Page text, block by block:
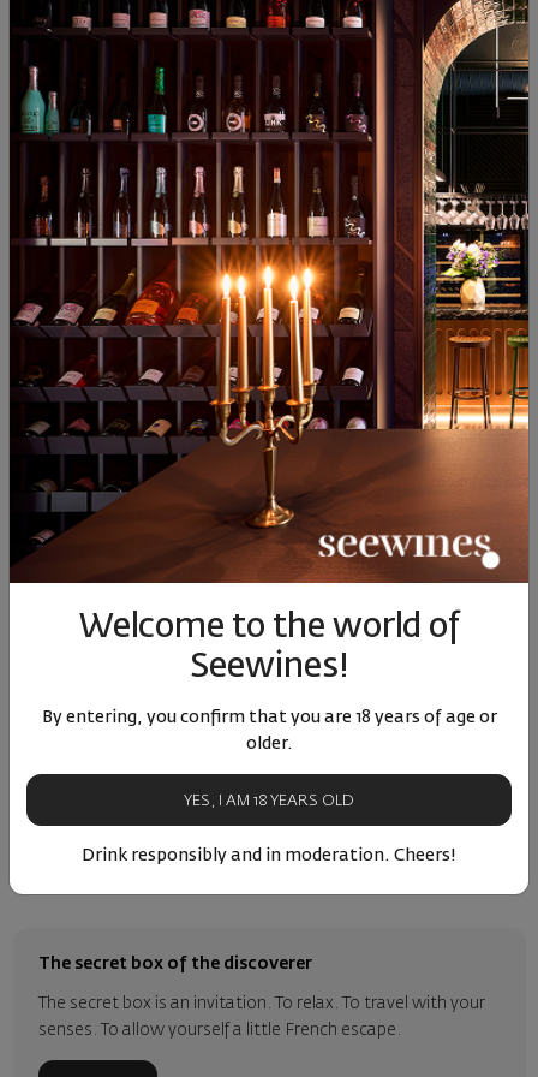
10. ВАЙСЕР БУРГУНДЕР (ПИНО БЛАН)
ТРОКЕН 2021 - СЕГА на -10% (35.00 лв.)
От 1663 г. семейство Витман и техните
предци са производители на грозде в град Вестхофен,
Рейнхесен. Днес Филип Витман управлява имението заедно с
родителите си и съпругата си.
Сухо вино от Пино Блан, култивирано по биодинамичен
метод, което привлича носа с пикантен аромат на цитрусови
плодове и кора от лайм. На небцето се открояват жълти
плодове, както и билкова нотка, която се задържа на финала.
Елегантното тяло с филигранност, перфектно интегрираната
киселинност и добре дозираният дървесен тон ласкаят
вкусовите рецептори. Същото се отнася и за фините, сочни
плодове и дългия солено-минерален финал.
Отлично с морски дарове, печено свинско или телешко месо.
The secret box of the discoverer
The secret box is an invitation. To relax. To travel with your
senses. To allow yourself a little French escape.
Welcome to the world of
Seewines!
By entering, you confirm that you are 18 years of age or
older.
YES, I AM 18 YEARS OLD
Drink responsibly and in moderation. Cheers!